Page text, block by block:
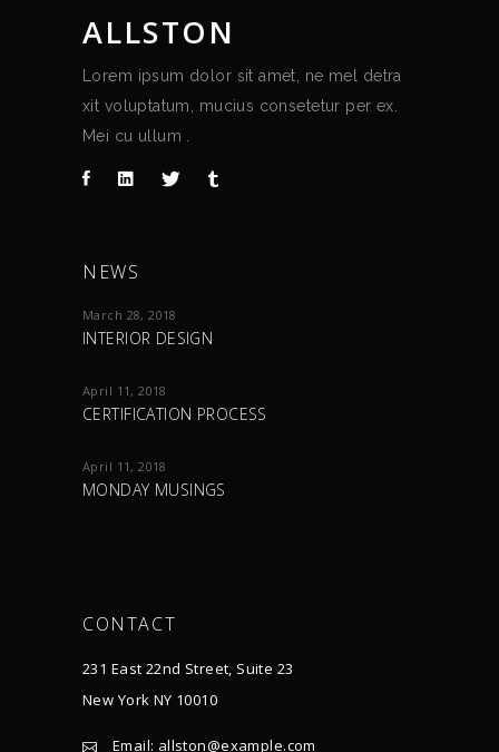
ALLSTON
Lorem ipsum dolor sit amet, ne mel detra
xit voluptatum, mucius consetetur per ex.
Mei cu ullum .
NEWS
March 28, 2018
INTERIOR DESIGN
April 11, 2018
CERTIFICATION PROCESS
April 11, 2018
MONDAY MUSINGS
CONTACT
231 East 22nd Street, Suite 23
New York NY 10010
Email: allston@example.com